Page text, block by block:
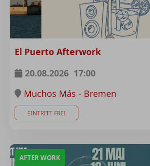
El Puerto Afterwork
20.08.2026 17:00
Muchos Más - Bremen
EINTRITT FREI
AFTER WORK